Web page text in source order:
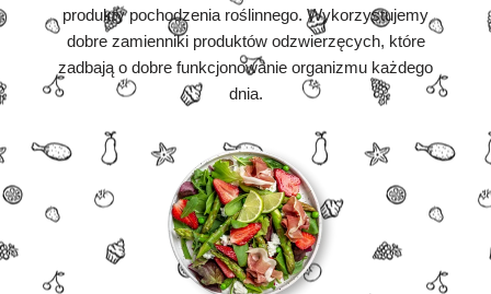
produkty pochodzenia roślinnego. Wykorzystujemy
dobre zamienniki produktów odzwierzęcych, które
zadbają o dobre funkcjonowanie organizmu każdego
dnia.